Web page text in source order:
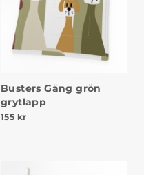
Busters Gäng grön
grytlapp
155 kr